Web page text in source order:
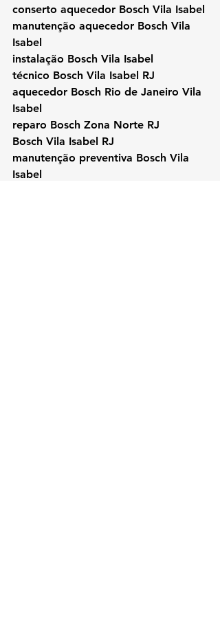
conserto aquecedor Bosch Vila Isabel
manutenção aquecedor Bosch Vila
Isabel
instalação Bosch Vila Isabel
técnico Bosch Vila Isabel RJ
aquecedor Bosch Rio de Janeiro Vila
Isabel
reparo Bosch Zona Norte RJ
Bosch Vila Isabel RJ
manutenção preventiva Bosch Vila
Isabel